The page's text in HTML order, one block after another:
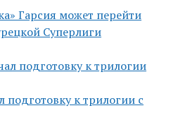
Гарсия может перейти
Суперлиги
к трилогии с